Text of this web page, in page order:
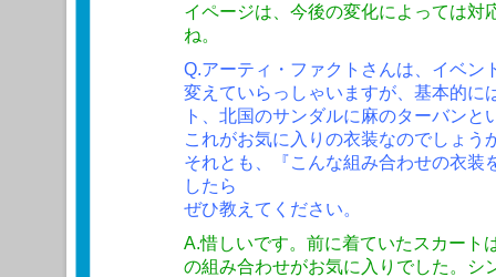
イページは、今後の変化によっては対
ね。
Q.アーティ・ファクトさんは、イベン
変えていらっしゃいますが、基本的に
ト、北国のサンダルに麻のターバンと
これがお気に入りの衣装なのでしょう
それとも、『こんな組み合わせの衣装
したら
ぜひ教えてください。
A.惜しいです。前に着ていたスカート
の組み合わせがお気に入りでした。シ